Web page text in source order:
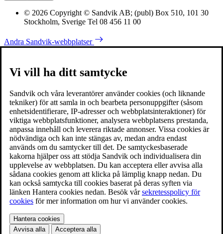
© 2026 Copyright © Sandvik AB; (publ) Box 510, 101 30
Stockholm, Sverige Tel 08 456 11 00
Andra Sandvik-webbplatser
Vi vill ha ditt samtycke
Sandvik och våra leverantörer använder cookies (och liknande
tekniker) för att samla in och bearbeta personuppgifter (såsom
enhetsidentifierare, IP-adresser och webbplatsinteraktioner) för
viktiga webbplatsfunktioner, analysera webbplatsens prestanda,
anpassa innehåll och leverera riktade annonser. Vissa cookies är
nödvändiga och kan inte stängas av, medan andra endast
används om du samtycker till det. De samtyckesbaserade
kakorna hjälper oss att stödja Sandvik och individualisera din
upplevelse av webbplatsen. Du kan acceptera eller avvisa alla
sådana cookies genom att klicka på lämplig knapp nedan. Du
kan också samtycka till cookies baserat på deras syften via
länken Hantera cookies nedan. Besök vårsekretesspolicy för
cookies för mer information om hur vi använder cookies.
Hantera cookies
Avvisa alla
Acceptera alla